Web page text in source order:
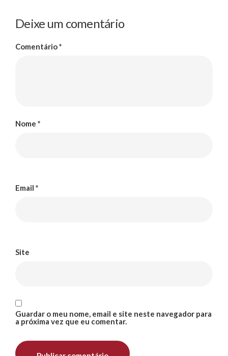
Deixe um comentário
Comentário*
Nome *
Email *
Site
Guardar o meu nome, email e site neste navegador para
a próxima vez que eu comentar.